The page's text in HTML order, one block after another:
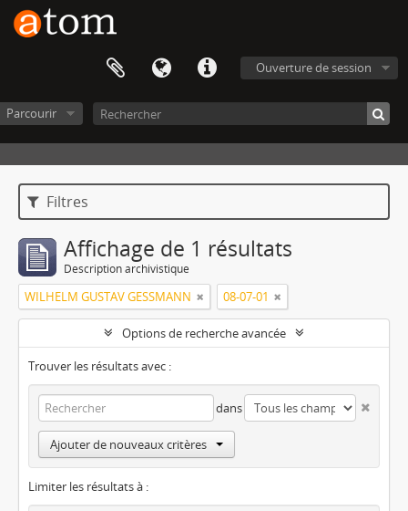
Ouverture de session
Parcourir
Filtres
Affichage de 1 résultats
Description archivistique
WILHELM GUSTAV GESSMANN 08-07-01
Options de recherche avancée
Trouver les résultats avec :
dans
Ajouter de nouveaux critères
Limiter les résultats à :